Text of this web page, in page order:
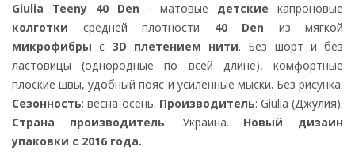
Giulia Teeny 40 Den - матовые детскиекапроновые
колготки средней плотности 40 Den из мягкой
микрофибры с 3D плетением нити. Без шорт и без
ластовицы (однородные по всей длине), комфортные
плоские швы, удобный пояс и усиленные мыски. Без рисунка.
Сезонность: весна-осень. Производитель: Giulia (Джулия).
Страна производитель: Украина. Новый дизаин
упаковки с 2016 года.